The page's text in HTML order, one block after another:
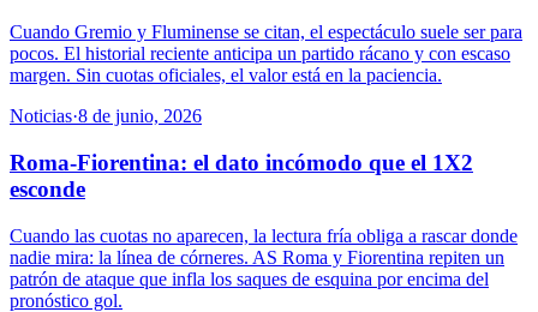
Cuando Gremio y Fluminense se citan, el espectáculo suele ser para
pocos. El historial reciente anticipa un partido rácano y con escaso
margen. Sin cuotas oficiales, el valor está en la paciencia.
Noticias·8 de junio, 2026
Roma-Fiorentina: el dato incómodo que el 1X2
esconde
Cuando las cuotas no aparecen, la lectura fría obliga a rascar donde
nadie mira: la línea de córneres. AS Roma y Fiorentina repiten un
patrón de ataque que infla los saques de esquina por encima del
pronóstico gol.